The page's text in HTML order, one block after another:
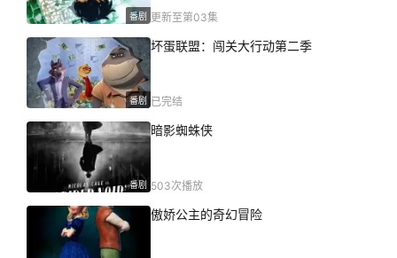
番剧 更新至第03集
番剧
坏蛋联盟：闯关大行动第二季
已完结
番剧
暗影蜘蛛侠
503次播放
傲娇公主的奇幻冒险